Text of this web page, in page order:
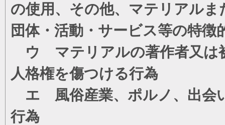
の使用、その他、マテリアル
団体・活動・サービス等の特
ウ マテリアルの著作者又は
人格権を傷つける行為
エ 風俗産業、ポルノ、出会
行為